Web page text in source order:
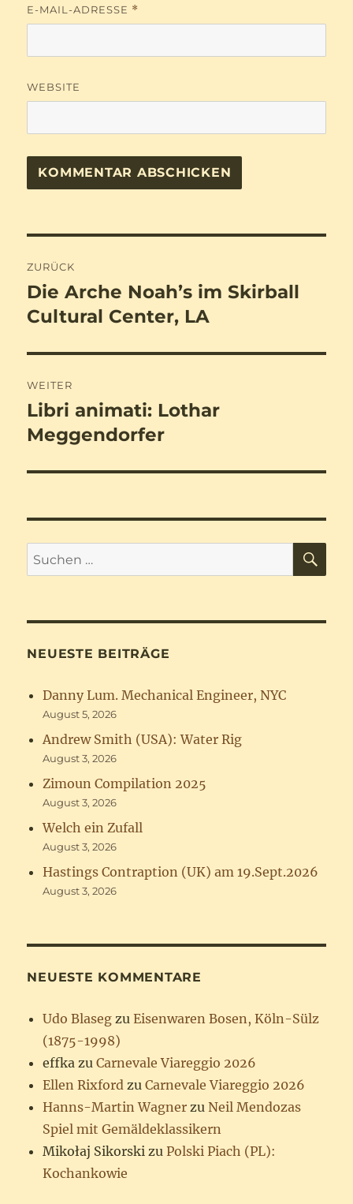
E-MAIL-ADRESSE *
WEBSITE
ZURÜCK
Vorheriger
Beitrag:
Die Arche Noah’s im Skirball
Cultural Center, LA
WEITER
Nächster
Beitrag:
Libri animati: Lothar
Meggendorfer
Suchen
nach:
NEUESTE BEITRÄGE
Danny Lum. Mechanical Engineer, NYC
August 5, 2026
Andrew Smith (USA): Water Rig
August 3, 2026
Zimoun Compilation 2025
August 3, 2026
Welch ein Zufall
August 3, 2026
Hastings Contraption (UK) am 19.Sept.2026
August 3, 2026
NEUESTE KOMMENTARE
Udo Blaseg zuEisenwaren Bosen, Köln-Sülz
(1875-1998)
effka zuCarnevale Viareggio 2026
Ellen Rixford zuCarnevale Viareggio 2026
Hanns-Martin Wagner zuNeil Mendozas
Spiel mit Gemäldeklassikern
Mikołaj Sikorski zuPolski Piach (PL):
Kochankowie